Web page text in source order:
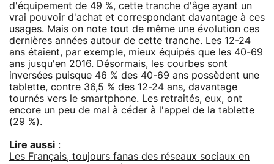
d'équipement de 49 %, cette tranche d'âge ayant un
vrai pouvoir d'achat et correspondant davantage à ces
usages. Mais on note tout de même une évolution ces
dernières années autour de cette tranche. Les 12-24
ans étaient, par exemple, mieux équipés que les 40-69
ans jusqu'en 2016. Désormais, les courbes sont
inversées puisque 46 % des 40-69 ans possèdent une
tablette, contre 36,5 % des 12-24 ans, davantage
tournés vers le smartphone. Les retraités, eux, ont
encore un peu de mal à céder à l'appel de la tablette
(29 %).
Lire aussi :
Les Français, toujours fanas des réseaux sociaux en